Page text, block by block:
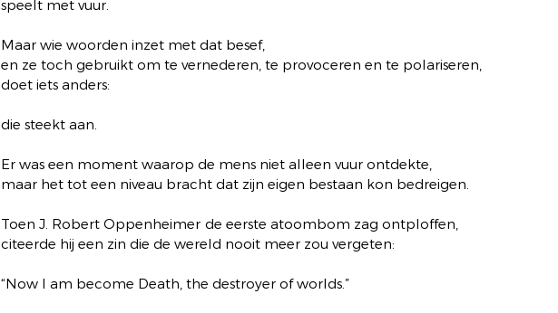
speelt met vuur.
Maar wie woorden inzet met dat besef,
en ze toch gebruikt om te vernederen, te provoceren en te polariseren,
doet iets anders:
die steekt aan.
Er was een moment waarop de mens niet alleen vuur ontdekte,
maar het tot een niveau bracht dat zijn eigen bestaan kon bedreigen.
Toen J. Robert Oppenheimer de eerste atoombom zag ontploffen,
citeerde hij een zin die de wereld nooit meer zou vergeten:
“Now I am become Death, the destroyer of worlds.”